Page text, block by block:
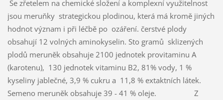
Se zřetelem na chemické složení a komplexní využitelnost
jsou meruňky strategickou plodinou, která má kromě jiných
hodnot význam i při léčbě po ozáření. čerstvé plody
obsahují 12 volných aminokyselin. Sto gramů sklizených
plodů meruněk obsahuje 2100 jednotek provitaminu A
(karotenu), 130 jednotek vitaminu B2, 81% vody, 1 %
kyseliny jablečné, 3,9 % cukru a 11,8 % extaktních látek.
Semeno meruněk obsahuje 39 - 41 % oleje. Z